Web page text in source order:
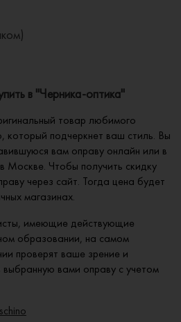
в "Черника-оптика"
товар любимого
который подчеркнет ваш стиль. Вы
вам оправу онлайн или в
Москве. Чтобы получить скидку
через сайт. Тогда цена будет
магазинах.
имеющие действующие
образовании, на самом
проверят ваше зрение и
вами оправу с учетом